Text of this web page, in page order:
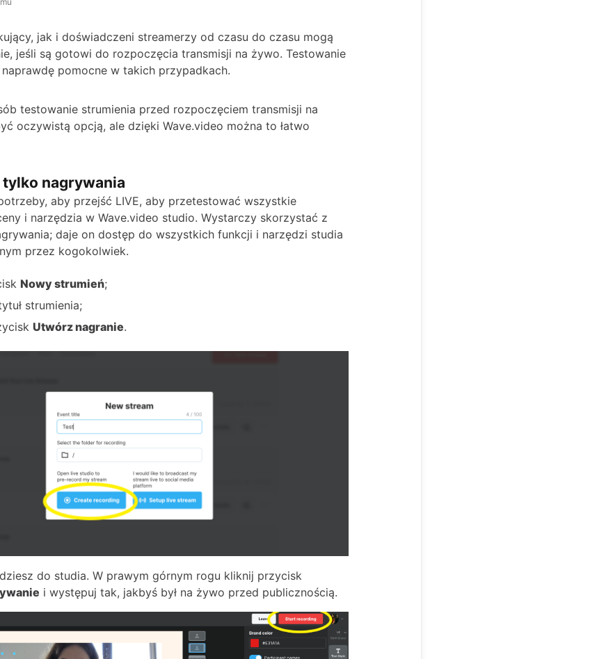
jak i doświadczeni streamerzy od czasu do czasu mogą
jeśli są gotowi do rozpoczęcia transmisji na żywo. Testowanie
pomocne w takich przypadkach.
testowanie strumienia przed rozpoczęciem transmisji na
oczywistą opcją, ale dzięki Wave.video można to łatwo
tylko nagrywania
aby przejść LIVE, aby przetestować wszystkie
i narzędzia w Wave.video studio. Wystarczy skorzystać z
daje on dostęp do wszystkich funkcji i narzędzi studia
przez kogokolwiek.
Nowy strumień;
strumienia;
Utwórz nagranie.
do studia. W prawym górnym rogu kliknij przycisk
i występuj tak, jakbyś był na żywo przed publicznością.